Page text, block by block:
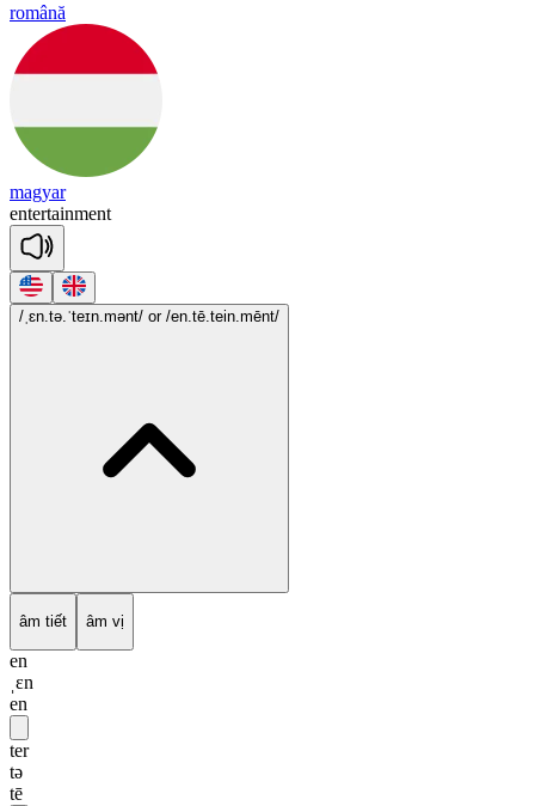
română
magyar
entertainment
/ˌɛn.tə.ˈteɪn.mənt/ or /en.tē.tein.mēnt/
âm tiết âm vị
en
ˌɛn
en
ter
tə
tē